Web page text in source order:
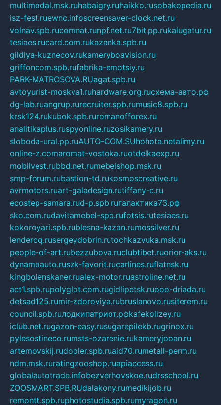
multimodal.msk.ruhabaigry.ruhaikko.rusobakopedia.ru
isz-fest.ruewnc.infoscreensaver-clock.net.ru
volnav.spb.rucomnat.runpf.net.ru7bit.pp.rukalugatur.ru
tesiaes.rucard.com.rukazanka.spb.ru
gildiya-kuznecov.rukameryboavision.ru
griffoncom.spb.rufabrika-emotsiy.ru
PARK-MATROSOVA.RUagat.spb.ru
avtoyurist-moskva1.ruhardware.org.ruсхема-авто.рф
dg-lab.ruangrup.rurecruiter.spb.rumusic8.spb.ru
krsk124.rukubok.spb.ruromanofforex.ru
analitikaplus.ruspyonline.ruzosikamery.ru
sloboda-ural.pp.ruAUTO-COM.SUhohota.netalimy.ru
online-z.comaromat-vostoka.ruotdelkaexp.ru
mobilvest.rubbd.net.rumebelshop.msk.ru
smp-forum.rubastion-td.rukosmoscreative.ru
avrmotors.ruart-galadesign.rutiffany-c.ru
ecostep-samara.rud-p.spb.ruгалактика73.рф
sko.com.rudavitamebel-spb.rufotsis.rutesiaes.ru
kokoroyari.spb.rublesna-kazan.rumossilver.ru
lenderoq.rusergeydobrin.rutochkazvuka.msk.ru
people-of-art.rubezzubova.ruclubtibet.ruorior-aks.ru
dynamoauto.ruszk-favorit.rucarlines.ruflatnsk.ru
kingbolenskaner.rualex-motor.ruastroline.net.ru
act1.spb.rupolyglot.com.rugidlipetsk.ruooo-driada.ru
detsad125.rumir-zdoroviya.rubruslanovo.rusiterem.ru
council.spb.ruлодкипатриот.рфkafekolizey.ru
iclub.net.rugazon-easy.rusugarepilekb.rugrinox.ru
pylesostineco.rumsts-ozarenie.rukameryjooan.ru
artemovskij.rudopler.spb.ruaid70.rumetall-perm.ru
ndm.msk.ruratingzooshop.ruapiaccess.ru
globalautotrade.infobezverhovskoe.rudrsschool.ru
ZOOSMART.SPB.RUdalakony.rumedikijob.ru
remontt.spb.ruphotostudia.spb.rumyragon.ru